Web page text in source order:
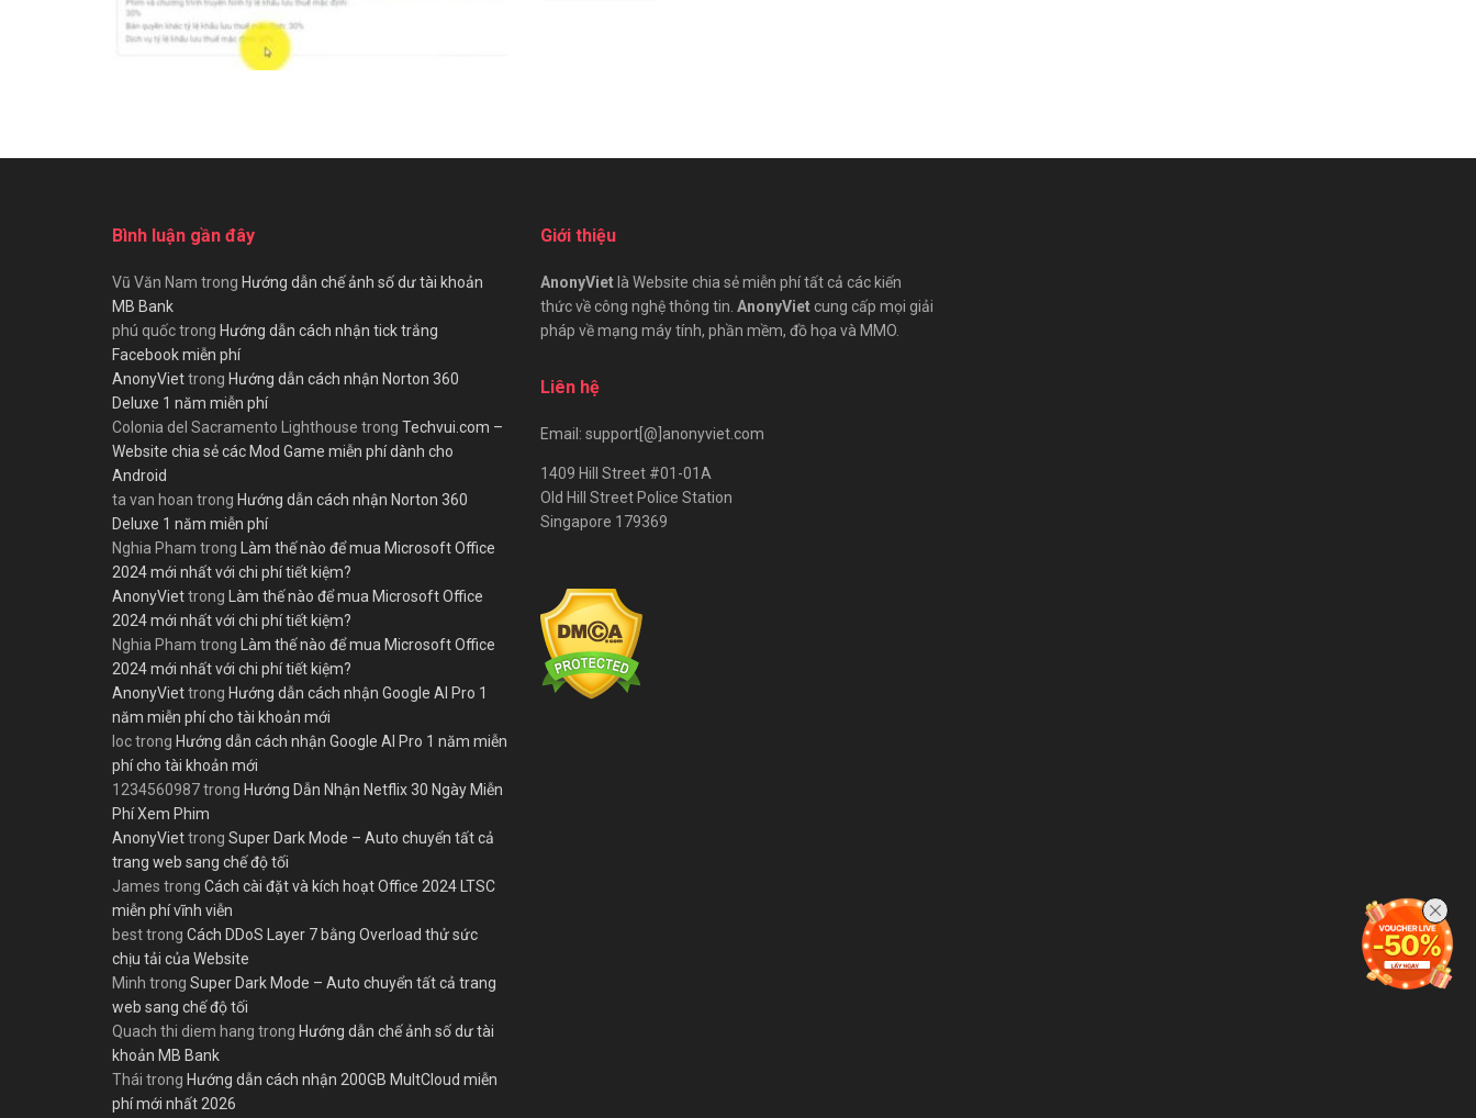
Bình luận gần đây
Vũ Văn Nam trong Hướng dẫn chế ảnh số dư tài khoản
MB Bank
phú quốctrong Hướng dẫn cách nhận tick trắng
Facebook miễn phí
AnonyViettrong Hướng dẫn cách nhận Norton 360
Deluxe 1 năm miễn phí
Colonia del Sacramento Lighthouse trong Techvui.com –
Website chia sẻ các Mod Game miễn phí dành cho
Android
ta van hoan trong Hướng dẫn cách nhận Norton 360
Deluxe 1 năm miễn phí
Nghia Pham trong
Làm thế nào để mua Microsoft Office
2024 mới nhất với chi phí tiết kiệm?
AnonyViettrong
Làm thế nào để mua Microsoft Office
2024 mới nhất với chi phí tiết kiệm?
Nghia Pham trong
Làm thế nào để mua Microsoft Office
2024 mới nhất với chi phí tiết kiệm?
AnonyViettrong Hướng dẫn cách nhận Google AI Pro 1
năm miễn phí cho tài khoản mới
loctrong Hướng dẫn cách nhận Google AI Pro 1 năm miễn
phí cho tài khoản mới
1234560987trong Hướng Dẫn Nhận Netflix 30 Ngày Miễn
Phí Xem Phim
AnonyViettrong Super Dark Mode – Auto chuyển tất cả
trang web sang chế độ tối
James trong Cách cài đặt và kích hoạt Office 2024 LTSC
miễn phí vĩnh viễn
besttrong Cách DDoS Layer 7 bằng Overload thử sức
chịu tải của Website
Minh trong Super Dark Mode – Auto chuyển tất cả trang
web sang chế độ tối
Quach thi diem hang trong Hướng dẫn chế ảnh số dư tài
khoản MB Bank
Thái trong Hướng dẫn cách nhận 200GB MultCloud miễn
phí mới nhất 2026
Giới thiệu
AnonyViet là Website chia sẻ miễn phí tất cả các kiến
thức về công nghệ thông tin. AnonyViet cung cấp mọi giải
pháp về mạng máy tính, phần mềm, đồ họa và MMO.
Liên hệ
Email: support[@]anonyviet.com
1409 Hill Street #01-01A
Old Hill Street Police Station
Singapore 179369